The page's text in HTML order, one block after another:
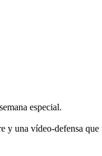
especial.
una vídeo-defensa que